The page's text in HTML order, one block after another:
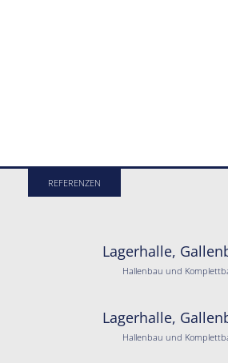
REFERENZEN
Lagerhalle,
Hallenbau und
Lagerhalle,
Hallenbau und